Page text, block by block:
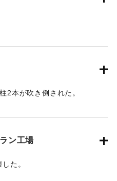
2本が吹き倒された。
ン工場
た。